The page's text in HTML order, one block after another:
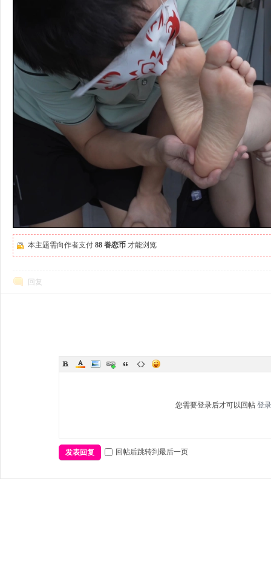
本主题需向作者支付 88 眷恋币 才能浏览
回复
您需要登录后才可以回帖 登录
发表回复 回帖后跳转到最后一页